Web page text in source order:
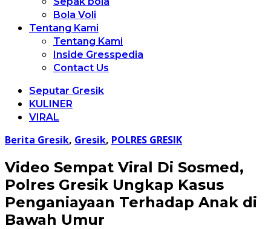
Bola Voli
Tentang Kami
Tentang Kami
Inside Gresspedia
Contact Us
Seputar Gresik
KULINER
VIRAL
Berita Gresik, Gresik, POLRES GRESIK
Video Sempat Viral Di Sosmed,
Polres Gresik Ungkap Kasus
Penganiayaan Terhadap Anak di
Bawah Umur